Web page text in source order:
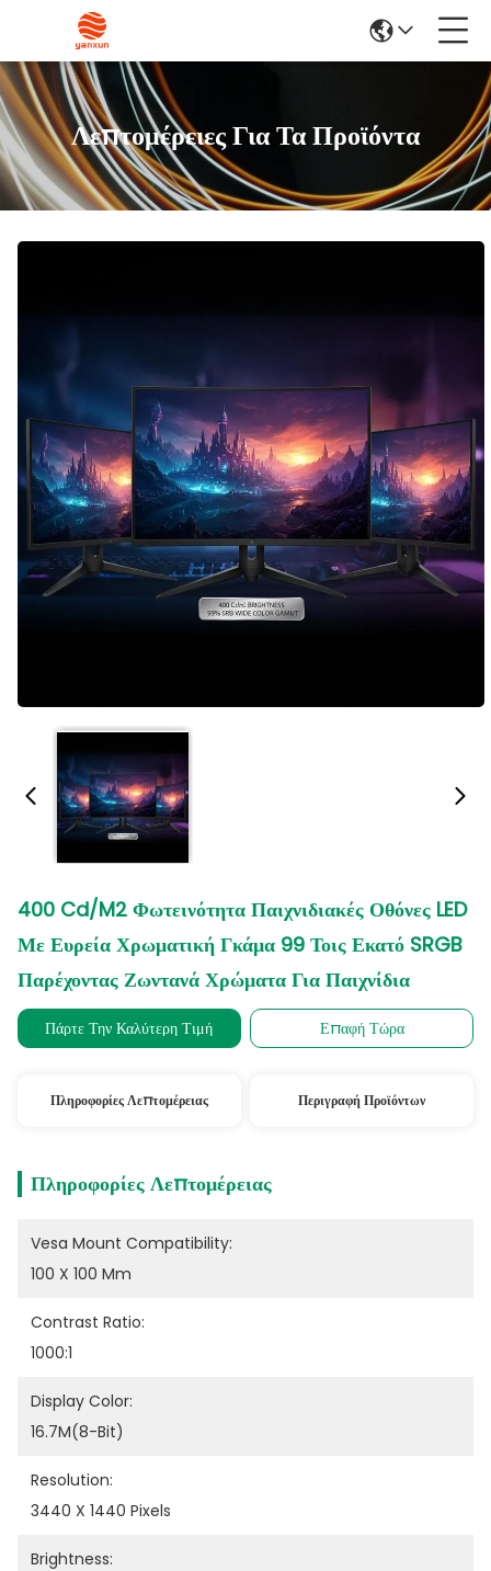
Λεπτομέρειες Για Τα Προϊόντα
400 Cd/m2 Φωτεινότητα Παιχνιδιακές Οθόνες LED
Με Ευρεία Χρωματική Γκάμα 99 Τοις Εκατό SRGB
Παρέχοντας Ζωντανά Χρώματα Για Παιχνίδια
Πάρτε Την Καλύτερη Τιμή Επαφή Τώρα
Πληροφορίες Λεπτομέρειας Περιγραφή Προϊόντων
Πληροφορίες Λεπτομέρειας
Vesa Mount Compatibility:
100 X 100 Mm
Contrast Ratio:
1000:1
Display Color:
16.7M(8-Bit)
Resolution:
3440 X 1440 Pixels
Brightness: